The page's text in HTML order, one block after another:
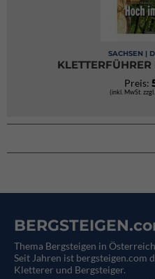
SACHSEN |
Preis:
(inkl. MwSt.
Thema Bergsteigen in
Seit Jahren ist bergsteigen.com
Kletterer und Bergsteiger.